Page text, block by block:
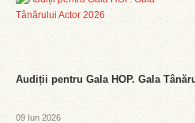
Audiții pentru Gala HOP. Gala
09 Iun 2026